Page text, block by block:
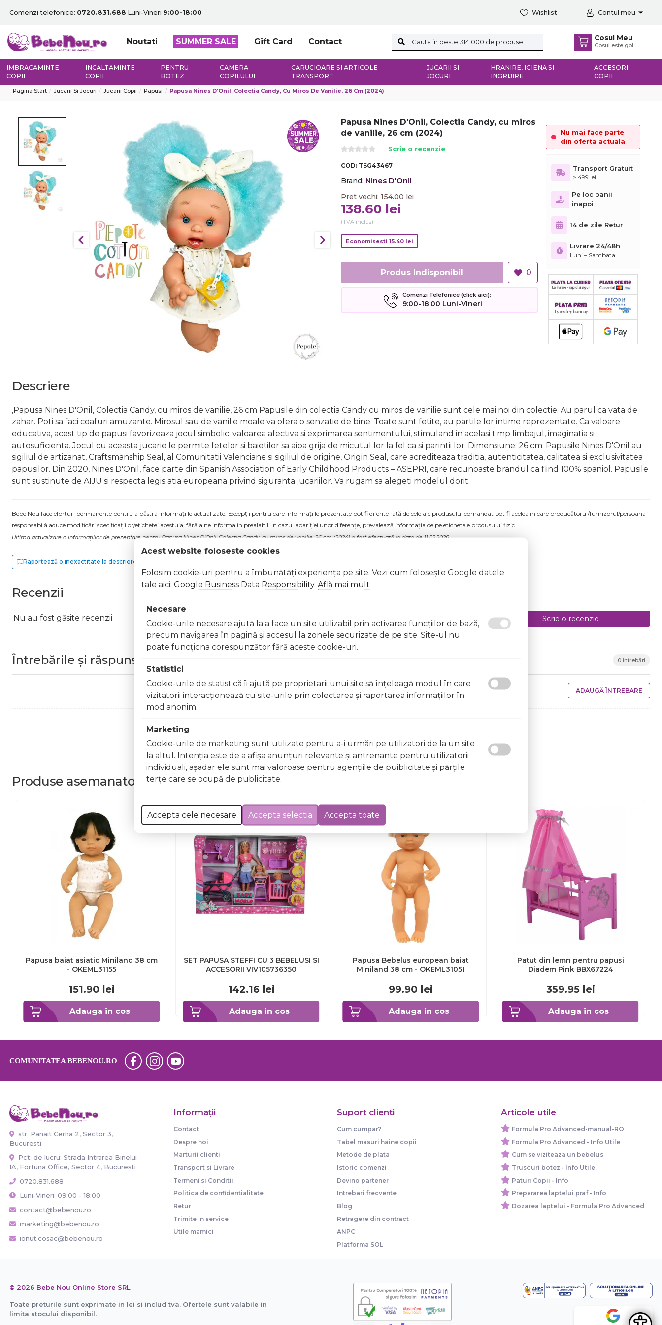
Comenzi telefonice: 0720.831.688 Luni-Vineri 9:00-18:00 Wishlist Contul meu
Noutati SUMMER SALE Gift Card Contact Cosul Meu
Cosul este gol
IMBRACAMINTE
COPII
INCALTAMINTE
COPII
PENTRU
BOTEZ
CAMERA
COPILULUI
CARUCIOARE SI ARTICOLE
TRANSPORT
JUCARII SI
JOCURI
HRANIRE, IGIENA SI
INGRIJIRE
ACCESORII
COPII
Pagina Start Jucarii Si Jocuri Jucarii Copii Papusi Papusa Nines D'Onil, Colectia Candy, Cu Miros De Vanilie, 26 Cm (2024)
Papusa Nines D'Onil, Colectia Candy, cu miros
de vanilie, 26 cm (2024)
Scrie o recenzie
COD: TSG43467
Brand: Nines D'Onil
Pret vechi: 154.00 lei
138.60 lei
(TVA inclus)
Economisesti 15.40 lei
Produs Indisponibil 0
Comenzi Telefonice (click aici):
9:00-18:00 Luni-Vineri
Nu mai face parte
din oferta actuala
Transport Gratuit
> 499 lei
Pe loc banii
inapoi
14 de zile Retur
Livrare 24/48h
Luni – Sambata
Descriere
,Papusa Nines D'Onil, Colectia Candy, cu miros de vanilie, 26 cm Papusile din colectia Candy cu miros de vanilie sunt cele mai noi din colectie. Au parul ca vata de
zahar. Poti sa faci coafuri amuzante. Mirosul sau de vanilie moale va ofera o senzatie de bine. Toate sunt fetite, au partile lor intime reprezentate. Ca valoare
educativa, acest tip de papusi favorizeaza jocul simbolic: valoarea afectiva si exprimarea sentimentului, stimuland in acelasi timp limbajul, imaginatia si
autosuficienta. Jocul cu aceasta jucarie le permite fetelor si baietilor sa aiba grija de micutul lor la fel ca si parintii lor. Dimensiune: 26 cm. Papusile Nines D'Onil au
sigiliul de artizanat, Craftsmanship Seal, al Comunitatii Valenciane si sigiliul de origine, Origin Seal, care acrediteaza traditia, autenticitatea, calitatea si exclusivitatea
papusilor. Din 2020, Nines D'Onil, face parte din Spanish Association of Early Childhood Products – ASEPRI, care recunoaste brandul ca fiind 100% spaniol. Papusile
sunt sustinute de AIJU si respecta legislatia europeana privind siguranta jucariilor. Va rugam sa alegeti modelul dorit.
Bebe Nou face eforturi permanente pentru a păstra informațiile actualizate. Excepții pentru care informațiile prezentate pot fi diferite față de cele ale produsului comandat pot fi acelea în care producătorul/furnizorul/persoana
responsabilă aduce modificări specificațiilor/etichetei acestuia, fără a ne informa în prealabil. În cazul apariției unor diferențe, prevalează informația de pe etichetele produsului fizic.
Ultima actualizare a informațiilor de prezentare pentru Papusa Nines D'Onil, Colectia Candy, cu miros de vanilie, 26 cm (2024) a fost efectuată la data de 11.02.2026
Raportează o inexactitate la descriere
Recenzii
Nu au fost găsite recenzii Scrie o recenzie
Întrebările și răspunsurile clienților 0 întrebări
ADAUGĂ ÎNTREBARE
Produse asemanatoare
Adauga in cos
Papusa baiat asiatic Miniland 38 cm
- OKEML31155
151.90 lei
Adauga in cos
SET PAPUSA STEFFI CU 3 BEBELUSI SI
ACCESORII VIV105736350
142.16 lei
Adauga in cos
Papusa Bebelus european baiat
Miniland 38 cm - OKEML31051
99.90 lei
Adauga in cos
Patut din lemn pentru papusi
Diadem Pink BBX67224
359.95 lei
COMUNITATEA BEBENOU.RO
str. Panait Cerna 2, Sector 3,
Bucuresti
Pct. de lucru: Strada Intrarea Binelui
1A, Fortuna Office, Sector 4, București
0720.831.688
Luni-Vineri: 09:00 - 18:00
contact@bebenou.ro
marketing@bebenou.ro
ionut.cosac@bebenou.ro
Informaţii
Contact
Despre noi
Marturii clienti
Transport si Livrare
Termeni si Conditii
Politica de confidentialitate
Retur
Trimite in service
Utile mamici
Suport clienti
Cum cumpar?
Tabel masuri haine copii
Metode de plata
Istoric comenzi
Devino partener
Intrebari frecvente
Blog
Retragere din contract
ANPC
Platforma SOL
Articole utile
Formula Pro Advanced-manual-RO
Formula Pro Advanced - Info Utile
Cum se viziteaza un bebelus
Trusouri botez - Info Utile
Paturi Copii - Info
Prepararea laptelui praf - Info
Dozarea laptelui - Formula Pro Advanced
© 2026 Bebe Nou Online Store SRL
Toate preturile sunt exprimate in lei si includ tva. Ofertele sunt valabile in
limita stocului disponibil.
Acest website foloseste cookies
Folosim cookie-uri pentru a îmbunătăți experiența pe site. Vezi cum folosește Google datele
tale aici: Google Business Data Responsibility. Află mai mult
Necesare
Cookie-urile necesare ajută la a face un site utilizabil prin activarea funcţiilor de bază,
precum navigarea în pagină şi accesul la zonele securizate de pe site. Site-ul nu
poate funcţiona corespunzător fără aceste cookie-uri.
Statistici
Cookie-urile de statistică îi ajută pe proprietarii unui site să înţeleagă modul în care
vizitatorii interacţionează cu site-urile prin colectarea şi raportarea informaţiilor în
mod anonim.
Marketing
Cookie-urile de marketing sunt utilizate pentru a-i urmări pe utilizatori de la un site
la altul. Intenţia este de a afişa anunţuri relevante şi antrenante pentru utilizatorii
individuali, aşadar ele sunt mai valoroase pentru agenţiile de puiblicitate şi părţile
terţe care se ocupă de publicitate.
Accepta cele necesare Accepta selectia Accepta toate